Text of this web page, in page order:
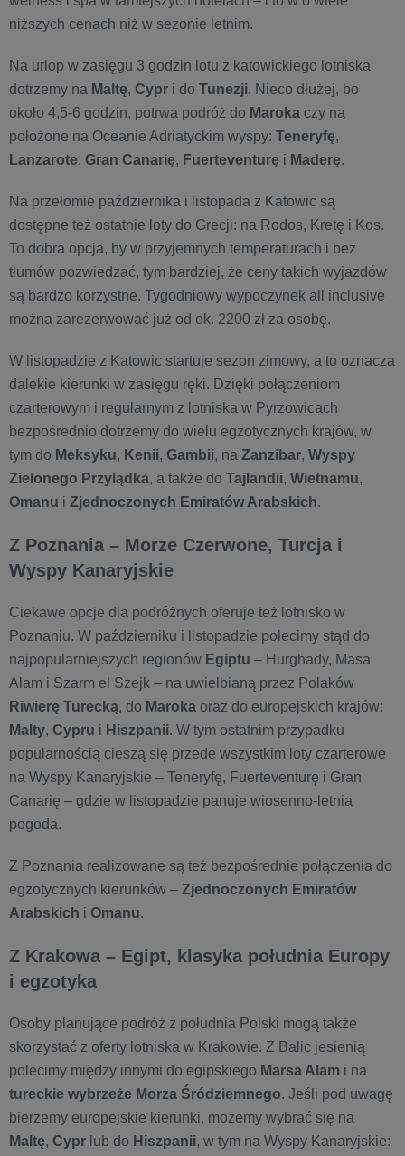
niższych cenach niż w sezonie letnim.
Na urlop w zasięgu 3 godzin lotu z katowickiego lotniska
dotrzemy na Maltę, Cypr i do Tunezji. Nieco dłużej, bo
około 4,5-6 godzin, potrwa podróż do Maroka czy na
położone na Oceanie Adriatyckim wyspy: Teneryfę,
Lanzarote, Gran Canarię, Fuerteventurę i Maderę.
Na przełomie października i listopada z Katowic są
dostępne też ostatnie loty do Grecji: na Rodos, Kretę i Kos.
To dobra opcja, by w przyjemnych temperaturach i bez
tłumów pozwiedzać, tym bardziej, że ceny takich wyjazdów
są bardzo korzystne. Tygodniowy wypoczynek all inclusive
można zarezerwować już od ok. 2200 zł za osobę.
W listopadzie z Katowic startuje sezon zimowy, a to oznacza
dalekie kierunki w zasięgu ręki. Dzięki połączeniom
czarterowym i regularnym z lotniska w Pyrzowicach
bezpośrednio dotrzemy do wielu egzotycznych krajów, w
tym do Meksyku, Kenii, Gambii, na Zanzibar, Wyspy
Zielonego Przylądka, a także do Tajlandii, Wietnamu,
Omanu i Zjednoczonych Emiratów Arabskich.
Z Poznania – Morze Czerwone, Turcja i
Wyspy Kanaryjskie
Ciekawe opcje dla podróżnych oferuje też lotnisko w
Poznaniu. W październiku i listopadzie polecimy stąd do
najpopularniejszych regionów Egiptu – Hurghady, Masa
Alam i Szarm el Szejk – na uwielbianą przez Polaków
Riwierę Turecką, do Maroka oraz do europejskich krajów:
Malty, Cypru i Hiszpanii. W tym ostatnim przypadku
popularnością cieszą się przede wszystkim loty czarterowe
na Wyspy Kanaryjskie – Teneryfę, Fuerteventurę i Gran
Canarię – gdzie w listopadzie panuje wiosenno-letnia
pogoda.
Z Poznania realizowane są też bezpośrednie połączenia do
egzotycznych kierunków – Zjednoczonych Emiratów
Arabskich i Omanu.
Z Krakowa – Egipt, klasyka południa Europy
i egzotyka
Osoby planujące podróż z południa Polski mogą także
skorzystać z oferty lotniska w Krakowie. Z Balic jesienią
polecimy między innymi do egipskiego Marsa Alam i na
tureckie wybrzeże Morza Śródziemnego. Jeśli pod uwagę
bierzemy europejskie kierunki, możemy wybrać się na
Maltę, Cypr lub do Hiszpanii, w tym na Wyspy Kanaryjskie: